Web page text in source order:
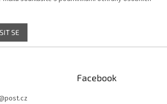
SE
post.cz
Facebook